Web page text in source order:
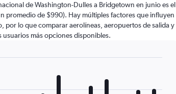
de Washington-Dulles a Bridgetown en junio es el
promedio de $990). Hay múltiples factores que influyen
por lo que comparar aerolíneas, aeropuertos de salida y
usuarios más opciones disponibles.